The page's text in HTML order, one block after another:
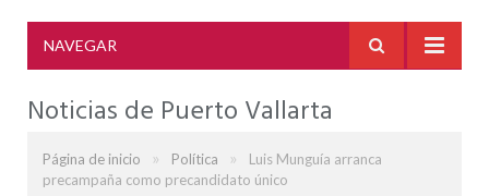
NAVEGAR
Noticias de Puerto Vallarta
Página de inicio » Política »
Luis Munguía arranca
precampaña como precandidato único